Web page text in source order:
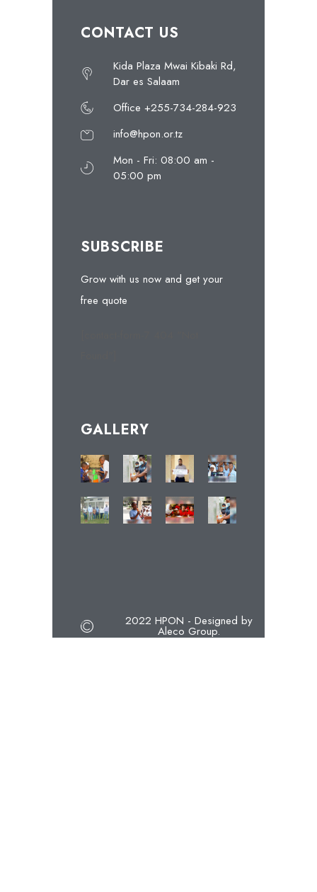
CONTACT US
Kida Plaza Mwai Kibaki Rd,
Dar es Salaam
Office +255-734-284-923
info@hpon.or.tz
Mon - Fri: 08:00 am -
05:00 pm
SUBSCRIBE
Grow with us now and get your
free quote
GALLERY
2022 HPON - Designed by
Aleco Group.